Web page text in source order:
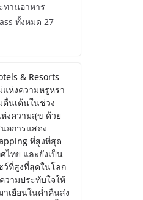
ทานอาหาร
ทั้งหมด 27
& Resorts
ห่งความหรูหรา
ตื่นเต้นในช่วง
งความสุข ด้วย
อการแสดง
ที่สูงที่สุด
ไทย และยังเป็น
ว์ที่สูงที่สุดในโลก
วามประทับใจให้
าเยือนในค่ำคืนส่ง